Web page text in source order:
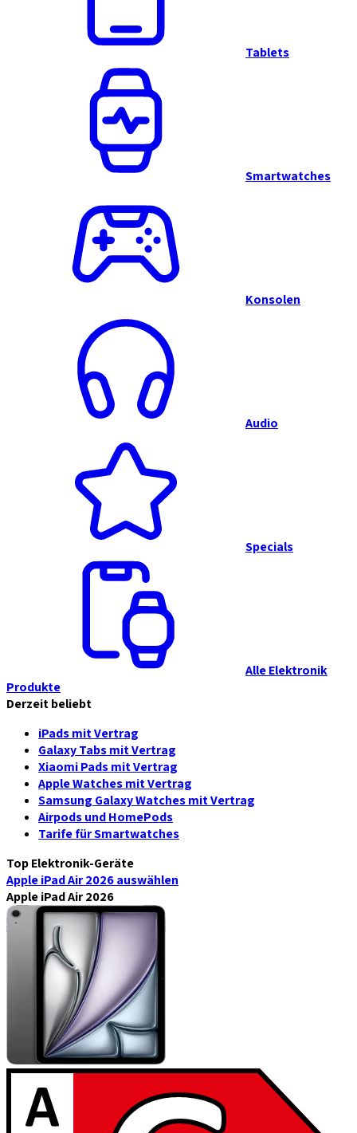
Tablets
Smartwatches
Konsolen
Audio
Specials
Alle Elektronik
Produkte
Derzeit beliebt
iPads mit Vertrag
Galaxy Tabs mit Vertrag
Xiaomi Pads mit Vertrag
Apple Watches mit Vertrag
Samsung Galaxy Watches mit Vertrag
Airpods und HomePods
Tarife für Smartwatches
Top Elektronik-Geräte
Apple iPad Air 2026auswählen
Apple iPad Air 2026